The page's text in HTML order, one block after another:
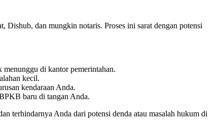
Dishub, dan mungkin notaris. Proses ini sarat dengan potensi
menunggu di kantor pemerintahan.
kecil.
kendaraan Anda.
baru di tangan Anda.
terhindarnya Anda dari potensi denda atau masalah hukum di